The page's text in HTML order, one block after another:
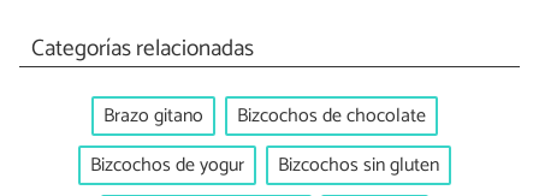
Categorías relacionadas
Brazo gitano
Bizcochos de chocolate
Bizcochos de yogur
Bizcochos sin gluten